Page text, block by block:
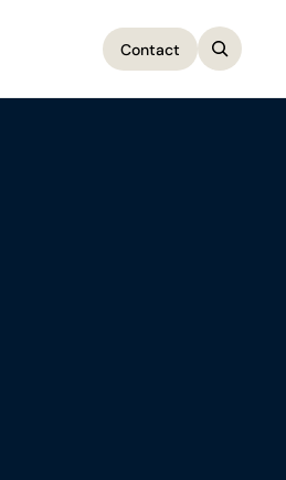
Contact